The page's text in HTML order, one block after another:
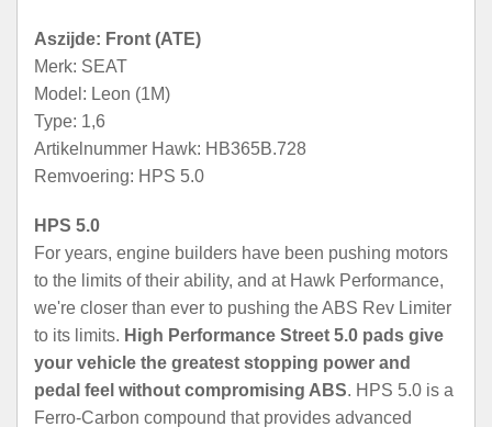
Aszijde: Front (ATE)
Merk: SEAT
Model: Leon (1M)
Type: 1,6
Artikelnummer Hawk: HB365B.728
Remvoering: HPS 5.0
HPS 5.0
For years, engine builders have been pushing motors
to the limits of their ability, and at Hawk Performance,
we're closer than ever to pushing the ABS Rev Limiter
to its limits. High Performance Street 5.0 pads give
your vehicle the greatest stopping power and
pedal feel without compromising ABS. HPS 5.0 is a
Ferro-Carbon compound that provides advanced